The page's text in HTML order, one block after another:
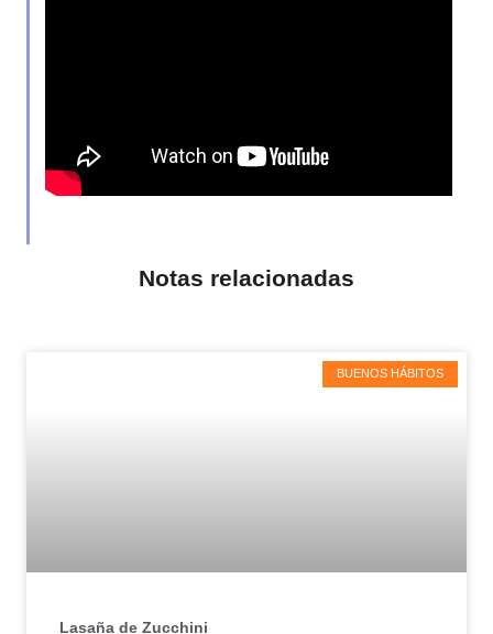
Notas relacionadas
BUENOS HÁBITOS
Lasaña de Zucchini